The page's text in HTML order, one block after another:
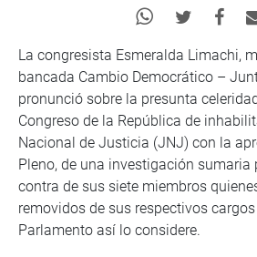
La congresista Esmeralda Limachi,
bancada Cambio Democrático –
pronunció sobre la presunta
Congreso de la República de
Nacional de Justicia (JNJ) con la
Pleno, de una investigación sumaria
contra de sus siete miembros
removidos de sus respectivos cargos
Parlamento así lo considere.